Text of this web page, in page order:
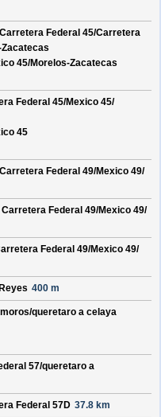
Carretera Federal 45/Carretera
45/Morelos-Zacatecas
Federal 45/Mexico 45/
45
Carretera Federal 49/Mexico 49/
Carretera Federal 49/Mexico 49/
Federal 49/Mexico 49/
400 m
queretaro a celaya
57/queretaro a
Federal 57D 37.8 km